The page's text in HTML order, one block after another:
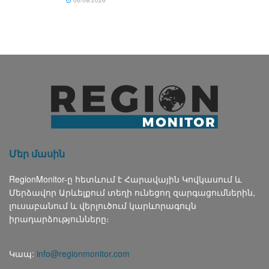
Մեր մասին
RegionMonitor-ը հետևում է Հարավային Կովկասում և
Մերձավոր Արևելքում տեղի ունեցող զարգացումներին,
լուսաբանում և վերլուծում կարևորագույն
իրադարձությունները։
Կապ: info@regionmonitor.com